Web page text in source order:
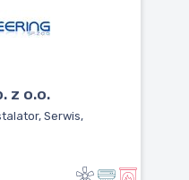
z o.o.
Serwis,